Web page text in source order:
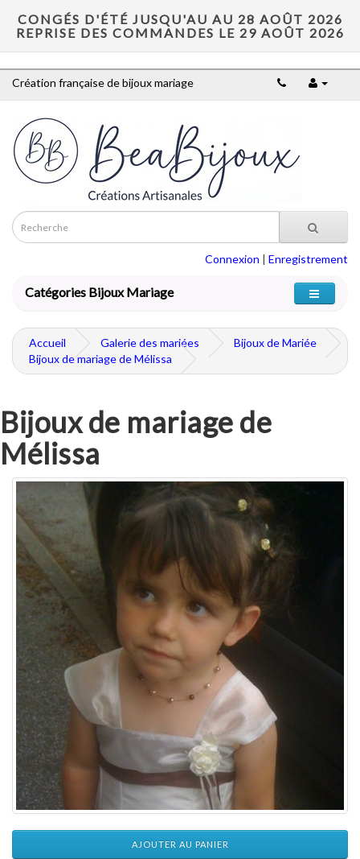
CONGÉS D'ÉTÉ JUSQU'AU AU 28 AOÛT 2026
REPRISE DES COMMANDES LE 29 AOÛT 2026
Création française de bijoux mariage
Connexion | Enregistrement
Catégories Bijoux Mariage
Accueil Galerie des mariées
Bijoux de Mariée
Bijoux de mariage de Mélissa
Bijoux de mariage de
Mélissa
AJOUTER AU PANIER